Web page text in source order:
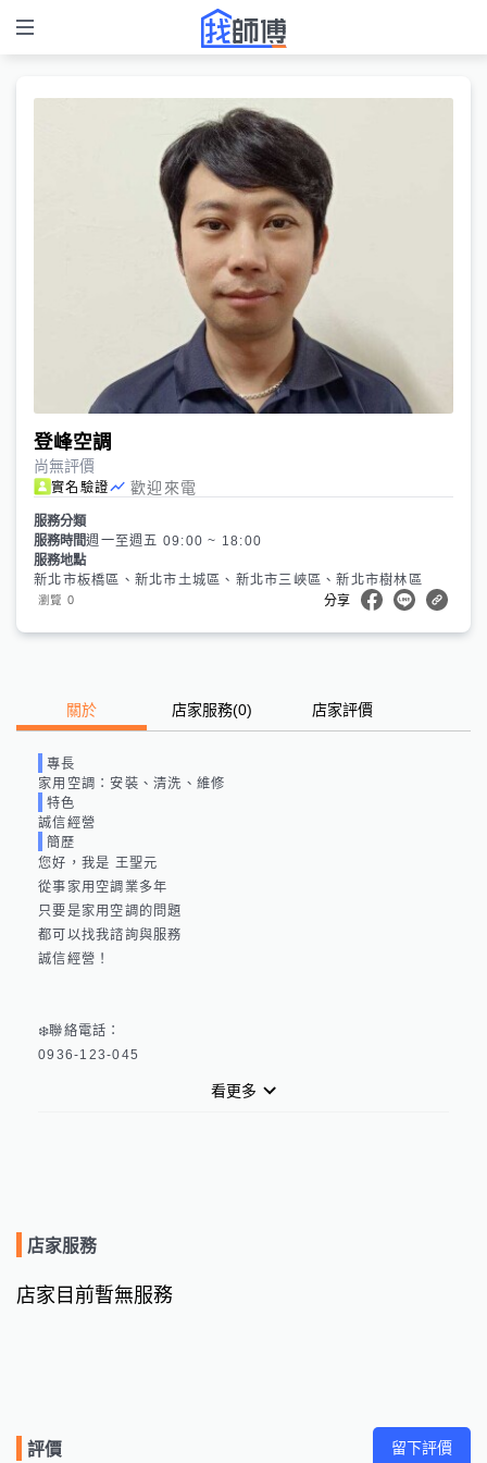
登峰空調
尚無評價
實名驗證 歡迎來電
服務分類
服務時間週一至週五 09:00 ~ 18:00
服務地點
新北市板橋區、新北市土城區、新北市三峽區、新北市樹林區
瀏覽 0 分享
關於 店家服務(0) 店家評價
專長
家用空調：安裝、清洗、維修
特色
誠信經營
簡歷
您好，我是 王聖元
從事家用空調業多年
只要是家用空調的問題
都可以找我諮詢與服務
誠信經營！
❄️聯絡電話：
0936-123-045
❄️Google地圖：
清洗
看更多
店家服務
店家目前暫無服務
評價 留下評價